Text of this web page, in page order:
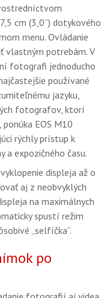
cm (3,0”) dotykového
menu. Ovládanie
vlastným potrebám. V
fotografi jednoducho
používané
jazyku,
fotografov, ktorí
EOS M10
rýchly prístup k
a expozičného času.
displeja až o
aj z neobvyklých
na maximálnych
spustí režim
„selfíčka“.
po